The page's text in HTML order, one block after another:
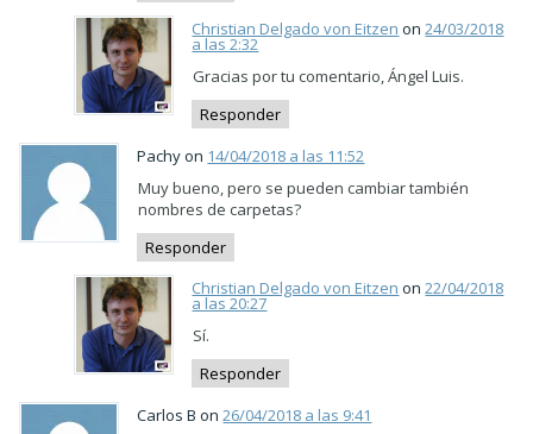
Christian Delgado von Eitzen on24/03/2018
a las 2:32
Gracias por tu comentario, Ángel Luis.
Responder
Pachy on 14/04/2018 a las 11:52
Muy bueno, pero se pueden cambiar también
nombres de carpetas?
Responder
Christian Delgado von Eitzen on22/04/2018
a las 20:27
Sí.
Responder
Carlos B on26/04/2018 a las 9:41